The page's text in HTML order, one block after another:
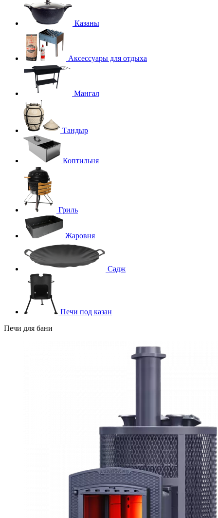
Казаны
Аксессуары для отдыха
Мангал
Тандыр
Коптильня
Гриль
Жаровня
Садж
Печи под казан
Печи для бани